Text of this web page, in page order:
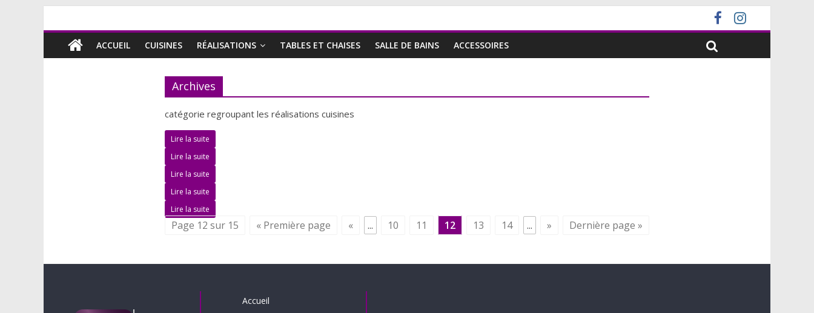
ACCUEIL CUISINES RÉALISATIONS TABLES ET CHAISES SALLE DE BAINS ACCESSOIRES
Archives
catégorie regroupant les réalisations cuisines
Lire la suite
Lire la suite
Lire la suite
Lire la suite
Lire la suite
Page 12 sur 15 « Première page « ... 10 11 12 13 14 ... » Dernière page »
Accueil